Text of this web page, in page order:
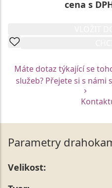
cena s
Máte dotaz týkající se
služeb? Přejete si s
Parametry
Velikost: